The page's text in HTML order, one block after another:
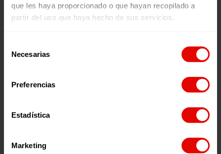
que les haya proporcionado o que hayan recopilado a
partir del uso que haya hecho de sus servicios.
Necesarias
Preferencias
Estadística
Marketing
Dona a elFondo María